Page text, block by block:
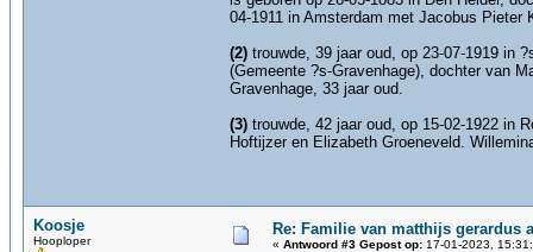
04-1911 in Amsterdam met Jacobus Pieter
(2) trouwde, 39 jaar oud, op 23-07-1919 in
(Gemeente ?s-Gravenhage), dochter van
Gravenhage, 33 jaar oud.
(3) trouwde, 42 jaar oud, op 15-02-1922 in
Hoftijzer en Elizabeth Groeneveld.
Koosje
Hooploper
Re: Familie van matthijs
« Antwoord #3 Gepost op: 17-01-2023,